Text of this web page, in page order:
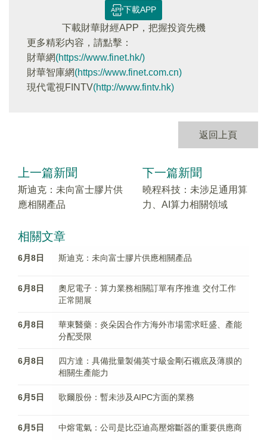
下載APP
下載財華財經APP，把握投資先機
更多精彩内容，請點擊：
財華網(https://www.finet.hk/)
財華智庫網(https://www.finet.com.cn)
現代電視FINTV(http://www.fintv.hk)
返回上頁
上一篇新聞
斯迪克：未向富士膠片供
應相關產品
下一篇新聞
曉程科技：未涉足通用算
力、AI算力相關領域
相關文章
6月8日 斯迪克：未向富士膠片供應相關產品
6月8日
奧尼電子：算力業務相關訂單有序推進 交付工作
正常開展
6月8日
華東醫藥：炎朵因合作方海外市場需求旺盛、產能
分配受限
6月8日
四方達：具備批量製備英寸級金剛石襯底及薄膜的
相關生產能力
6月5日 歌爾股份：暫未涉及AIPC方面的業務
6月5日 中熔電氣：公司是比亞迪高壓熔斷器的重要供應商